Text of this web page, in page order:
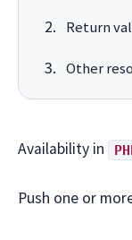
Return
Other
Availability in
Push one or